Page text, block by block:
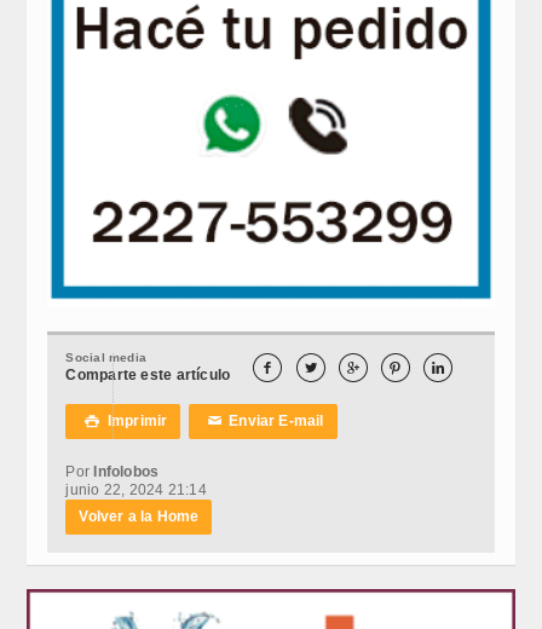
Social media
Comparte este artículo     
 Imprimir ✉Enviar E-mail
Por Infolobos
junio 22, 2024 21:14
Volver a la Home